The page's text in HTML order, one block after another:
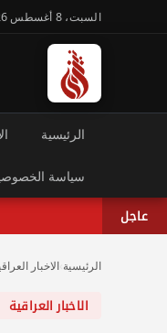
السبت، 8 أغسطس 2026
الرئيسية
سياسة
عاجل
الرئيسية الاخبار
الاخبار العراقية